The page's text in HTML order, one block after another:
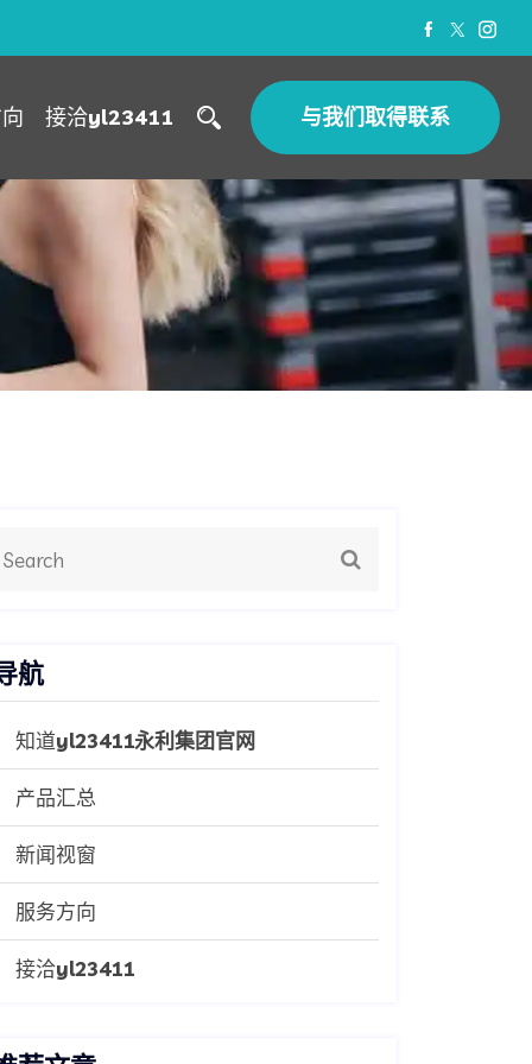
接洽yl23411 与我们取得联系
航
知道yl23411永利集团官网
产品汇总
新闻视窗
服务方向
接洽yl23411